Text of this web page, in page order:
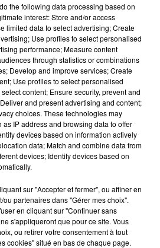
a accumulé les hits, entre
concerts à guichets fermés.
2 octobre risque de ne pas déroger
arrive dans la foulée de leur 8ème
le groupe s’est associé au
Terefe (Jason Mraz,
compte-tenu du refus du
vous avez exprimé. Si vous
de nous donner votre accord
le bouton ci-dessous.
l'élément
do the following data processing based on
interest: Store and/or access
limited data to select advertising; Create
Use profiles to select personalised
performance; Measure content
through statistics or combinations
Develop and improve services; Create
Use profiles to select personalised
content; Ensure security, prevent and
and present advertising and content;
choices. These technologies may
IP address and browsing data to offer
devices based on information actively
data; Match and combine data from
devices; Identify devices based on
sur "Accepter et fermer", ou affiner en
partenaires dans "Gérer mes choix".
en cliquant sur "Continuer sans
s'appliqueront que pour ce site. Vous
ou retirer votre consentement à tout
cookies" situé en bas de chaque page.